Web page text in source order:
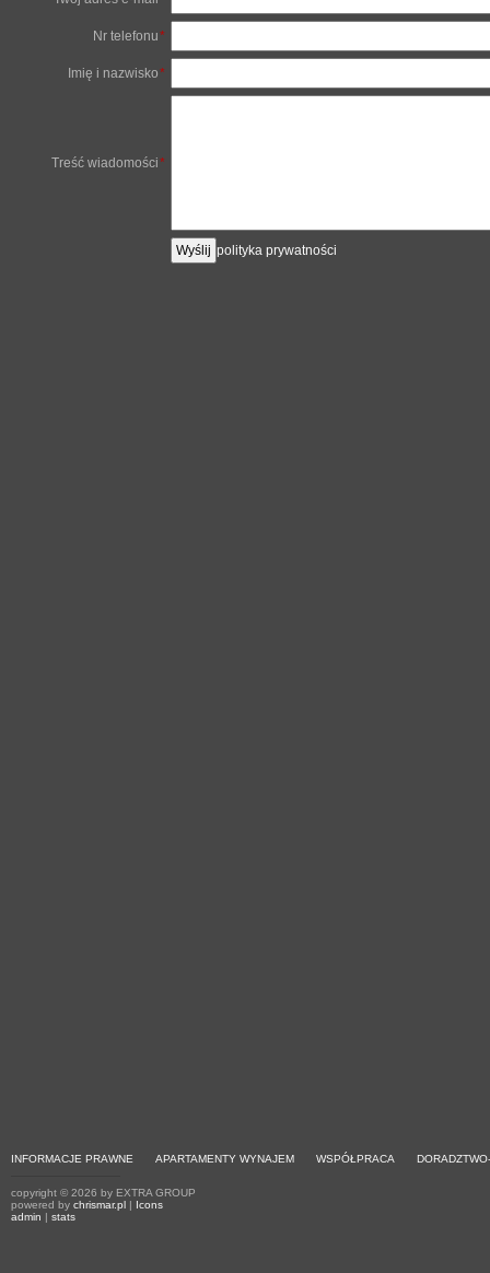
polityka prywatności
Nr telefonu*
Imię i nazwisko*
Treść wiadomości*
INFORMACJE PRAWNE APARTAMENTY WYNAJEM WSPÓŁPRACA
copyright © 2026 by EXTRA GROUP
powered by chrismar.pl | Icons
admin | stats